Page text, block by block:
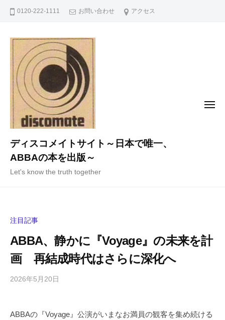
0120-222-1111 お問い合わせ アクセス
ディスコメイトサイト～日本で唯一、
ABBAの本を出版～
Let's know the truth together
メ
注目記事
ABBA、静かに『Voyage』の未来を計
画 再結成時代はさらに深化へ
2026年5月20日
iの
ABBAの『Voyage』公演がいまなお満員の観客を集め続ける